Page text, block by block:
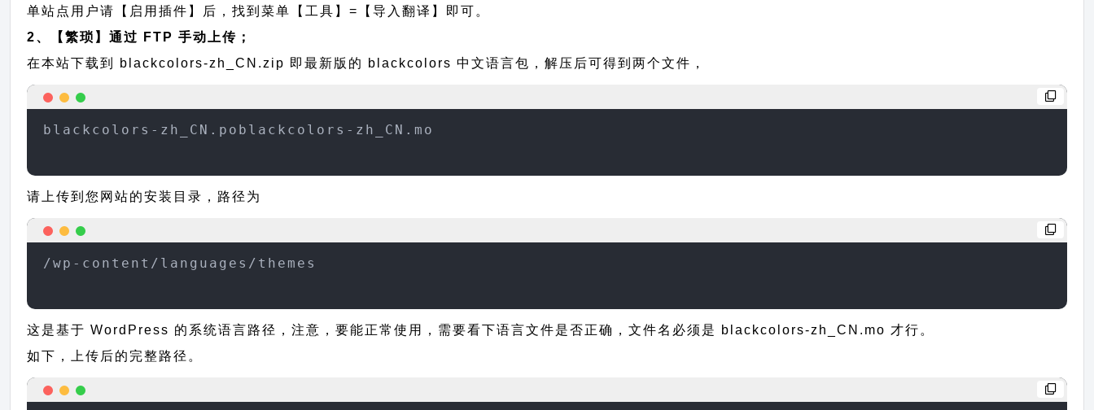
单站点用户请【启用插件】后，找到菜单【工具】=【导入翻译】即可。
2、【繁琐】通过 FTP 手动上传；
在本站下载到 blackcolors-zh_CN.zip 即最新版的 blackcolors 中文语言包，解压后可得到两个文件，
blackcolors-zh_CN.poblackcolors-zh_CN.mo
请上传到您网站的安装目录，路径为
/wp-content/languages/themes
这是基于 WordPress 的系统语言路径，注意，要能正常使用，需要看下语言文件是否正确，文件名必须是 blackcolors-zh_CN.mo 才行。
如下，上传后的完整路径。